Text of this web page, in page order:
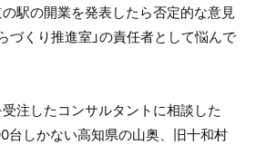
駅の開業を発表したら否定的な意見
づくり推進室」の責任者として悩んで
注したコンサルタントに相談した
台しかない高知県の山奥、旧十和村